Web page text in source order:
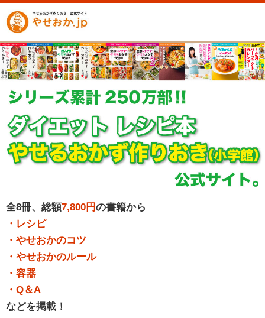
全8冊、総額7,800円の書籍から
・レシピ
・やせおかのコツ
・やせおかのルール
・容器
・Q＆A
などを掲載！